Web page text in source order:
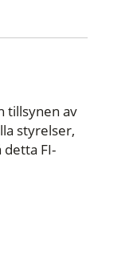
tillsynen av
styrelser,
FI-